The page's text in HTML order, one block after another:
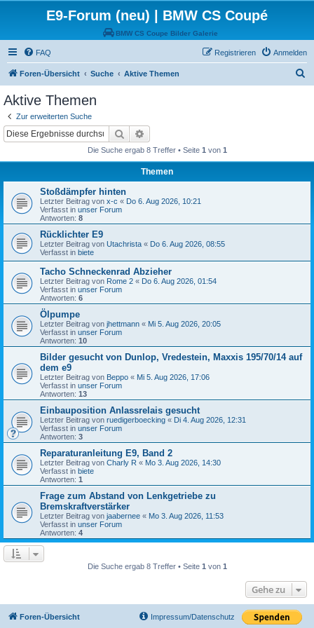
E9-Forum (neu) | BMW CS Coupé
BMW CS Coupe Bilder Galerie
FAQ Anmelden
Registrieren
Foren-Übersicht Suche Aktive Themen
Aktive Themen
Zur erweiterten Suche
Suche
Die Suche ergab 8 Treffer • Seite 1 von 1
Themen
Stoßdämpfer hinten
Letzter Beitrag von x-c « Do 6. Aug 2026, 10:21
Verfasst in unser Forum
Antworten: 8
Rücklichter E9
Letzter Beitrag von Utachrista « Do 6. Aug 2026, 08:55
Verfasst in biete
Tacho Schneckenrad Abzieher
Letzter Beitrag von Rome 2 « Do 6. Aug 2026, 01:54
Verfasst in unser Forum
Antworten: 6
Ölpumpe
Letzter Beitrag von jhettmann « Mi 5. Aug 2026, 20:05
Verfasst in unser Forum
Antworten: 10
Bilder gesucht von Dunlop, Vredestein, Maxxis 195/70/14 auf
dem e9
Letzter Beitrag von Beppo « Mi 5. Aug 2026, 17:06
Verfasst in unser Forum
Antworten: 13
Einbauposition Anlassrelais gesucht
Letzter Beitrag von ruedigerboecking « Di 4. Aug 2026, 12:31
Verfasst in unser Forum
Antworten: 3
Reparaturanleitung E9, Band 2
Letzter Beitrag von Charly R « Mo 3. Aug 2026, 14:30
Verfasst in biete
Antworten: 1
Frage zum Abstand von Lenkgetriebe zu
Bremskraftverstärker
Letzter Beitrag von jaabernee « Mo 3. Aug 2026, 11:53
Verfasst in unser Forum
Antworten: 4
Die Suche ergab 8 Treffer • Seite 1 von 1
Gehe zu
Foren-Übersicht Impressum/Datenschutz